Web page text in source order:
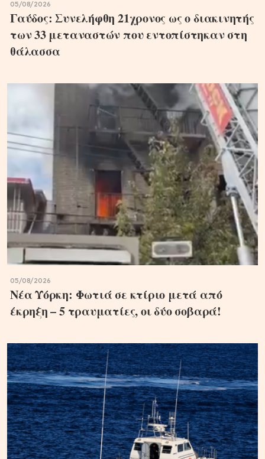
05/08/2026
Γαύδος: Συνελήφθη 21χρονος ως ο διακινητής
των 33 μεταναστών που εντοπίστηκαν στη
θάλασσα
05/08/2026
Νέα Υόρκη: Φωτιά σε κτίριο μετά από
έκρηξη – 5 τραυματίες, οι δύο σοβαρά!